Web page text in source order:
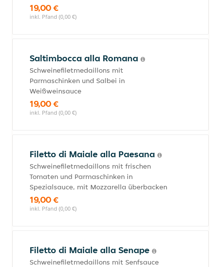
19,00 €
inkl. Pfand (0,00 €)
Saltimbocca alla Romana
Schweinefiletmedaillons mit
Parmaschinken und Salbei in
Weißweinsauce
19,00 €
inkl. Pfand (0,00 €)
Filetto di Maiale alla Paesana
Schweinefiletmedaillons mit frischen
Tomaten und Parmaschinken in
Spezialsauce, mit Mozzarella überbacken
19,00 €
inkl. Pfand (0,00 €)
Filetto di Maiale alla Senape
Schweinefiletmedaillons mit Senfsauce